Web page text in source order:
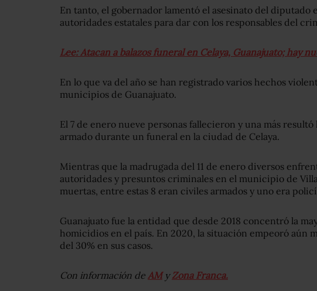
En tanto, el gobernador lamentó el asesinato del diputado
autoridades estatales para dar con los responsables del
Lee: Atacan a balazos funeral en Celaya, Guanajuato; hay
En lo que va del año se han registrado varios hechos
municipios de Guanajuato.
El 7 de enero nueve personas fallecieron y una más
armado durante un funeral en la ciudad de Celaya.
Mientras que la madrugada del 11 de enero diversos
autoridades y presuntos criminales en el municipio de
muertas, entre estas 8 eran civiles armados y uno era
Guanajuato fue la entidad que desde 2018 concentró la
homicidios en el país. En 2020, la situación empeoró aún
del 30% en sus casos.
Con información de AMyZona Franca.